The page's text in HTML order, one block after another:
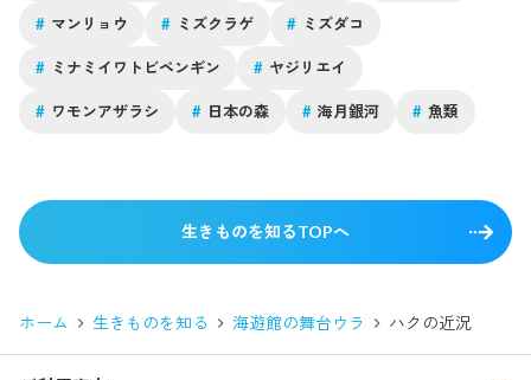
# マンリョウ # ミズクラゲ # ミズダコ
# ミナミイワトビペンギン # ヤジリエイ
# ワモンアザラシ # 日本の森 # 海月銀河 # 魚類
生きものを知るTOPへ
ホーム 生きものを知る 海遊館の舞台ウラ ハクの近況